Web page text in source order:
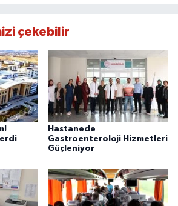
çekebilir
Hastanede
Gastroenteroloji Hizmetleri
Güçleniyor